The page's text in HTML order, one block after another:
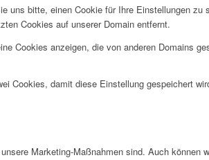
uns bitte, einen Cookie für Ihre Einstellungen zu
Cookies auf unserer Domain entfernt.
Cookies anzeigen, die von anderen Domains
Cookies, damit diese Einstellung gespeichert
Marketing-Maßnahmen sind. Auch können